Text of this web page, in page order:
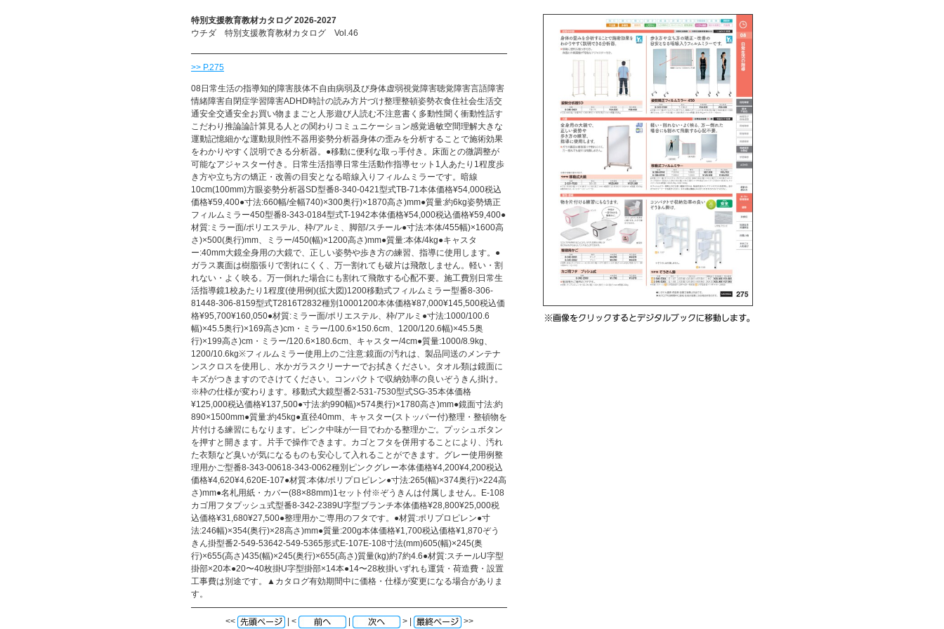
特別支援教育教材カタログ 2026-2027
ウチダ 特別支援教育教材カタログ Vol.46
>> P.275
08日常生活の指導知的障害肢体不自由病弱及び身体虚弱視覚障害聴覚障害言語障害
情緒障害自閉症学習障害ADHD時計の読み方片づけ整理整頓姿勢衣食住社会生活交
通安全交通安全お買い物ままごと人形遊び人読む不注意書く多動性聞く衝動性話す
こだわり推論論計算見る人との関わりコミュニケーション感覚過敏空間理解大きな
運動記憶細かな運動規則性不器用姿勢分析器身体の歪みを分析することで施術効果
をわかりやすく説明できる分析器。●移動に便利な取っ手付き。床面との微調整が
可能なアジャスター付き。日常生活指導日常生活動作指導セット1人あたり1程度歩
き方や立ち方の矯正・改善の目安となる暗線入りフィルムミラーです。暗線
10cm(100mm)方眼姿勢分析器SD型番8-340-0421型式TB-71本体価格¥54,000税込
価格¥59,400●寸法:660幅/全幅740)×300奥行)×1870高さ)mm●質量:約6kg姿勢矯正
フィルムミラー450型番8-343-0184型式T-1942本体価格¥54,000税込価格¥59,400●
材質:ミラー面/ポリエステル、枠/アルミ、脚部/スチール●寸法:本体/455幅)×1600高
さ)×500(奥行)mm、ミラー/450(幅)×1200高さ)mm●質量:本体/4kg●キャスタ
ー:40mm大鏡全身用の大鏡で、正しい姿勢や歩き方の練習、指導に使用します。●
ガラス裏面は樹脂張りで割れにくく、万一割れても破片は飛散しません。軽い・割
れない・よく映る。万一倒れた場合にも割れて飛散する心配不要。施工費別日常生
活指導鏡1校あたり1程度(使用例)(拡大図)1200移動式フィルムミラー型番8-306-
81448-306-8159型式T2816T2832種別10001200本体価格¥87,000¥145,500税込価
格¥95,700¥160,050●材質:ミラー面/ポリエステル、枠/アルミ●寸法:1000/100.6
幅)×45.5奥行)×169高さ)cm・ミラー/100.6×150.6cm、1200/120.6幅)×45.5奥
行)×199高さ)cm・ミラー/120.6×180.6cm、キャスター/4cm●質量:1000/8.9kg、
1200/10.6kg※フィルムミラー使用上のご注意:鏡面の汚れは、製品同送のメンテナ
ンスクロスを使用し、水かガラスクリーナーでお拭きください。タオル類は鏡面に
キズがつきますのでさけてください。コンパクトで収納効率の良いぞうきん掛け。
※枠の仕様が変わります。移動式大鏡型番2-531-7530型式SG-35本体価格
¥125,000税込価格¥137,500●寸法:約990幅)×574奥行)×1780高さ)mm●鏡面寸法:約
890×1500mm●質量:約45kg●直径40mm、キャスター(ストッパー付)整理・整頓物を
片付ける練習にもなります。ピンク中味が一目でわかる整理かご。プッシュボタン
を押すと開きます。片手で操作できます。カゴとフタを併用することにより、汚れ
た衣類など臭いが気になるものも安心して入れることができます。グレー使用例整
理用かご型番8-343-00618-343-0062種別ピンクグレー本体価格¥4,200¥4,200税込
価格¥4,620¥4,620E-107●材質:本体/ポリプロピレン●寸法:265(幅)×374奥行)×224高
さ)mm●名札用紙・カバー(88×88mm)1セット付※ぞうきんは付属しません。E-108
カゴ用フタプッシュ式型番8-342-2389U字型ブランチ本体価格¥28,800¥25,000税
込価格¥31,680¥27,500●整理用かご専用のフタです。●材質:ポリプロピレン●寸
法:246幅)×354(奥行)×28高さ)mm●質量:200g本体価格¥1,700税込価格¥1,870ぞう
きん掛型番2-549-53642-549-5365形式E-107E-108寸法(mm)605(幅)×245(奥
行)×655(高さ)435(幅)×245(奥行)×655(高さ)質量(kg)約7約4.6●材質:スチールU字型
掛部×20本●20〜40枚掛U字型掛部×14本●14〜28枚掛いずれも運賃・荷造費・設置
工事費は別途です。▲カタログ有効期間中に価格・仕様が変更になる場合がありま
す。
<< | < > | >>